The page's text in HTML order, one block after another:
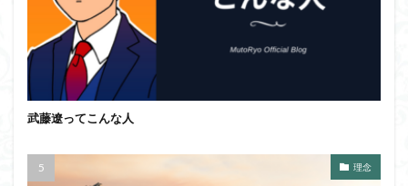
武藤遼ってこんな人
理念